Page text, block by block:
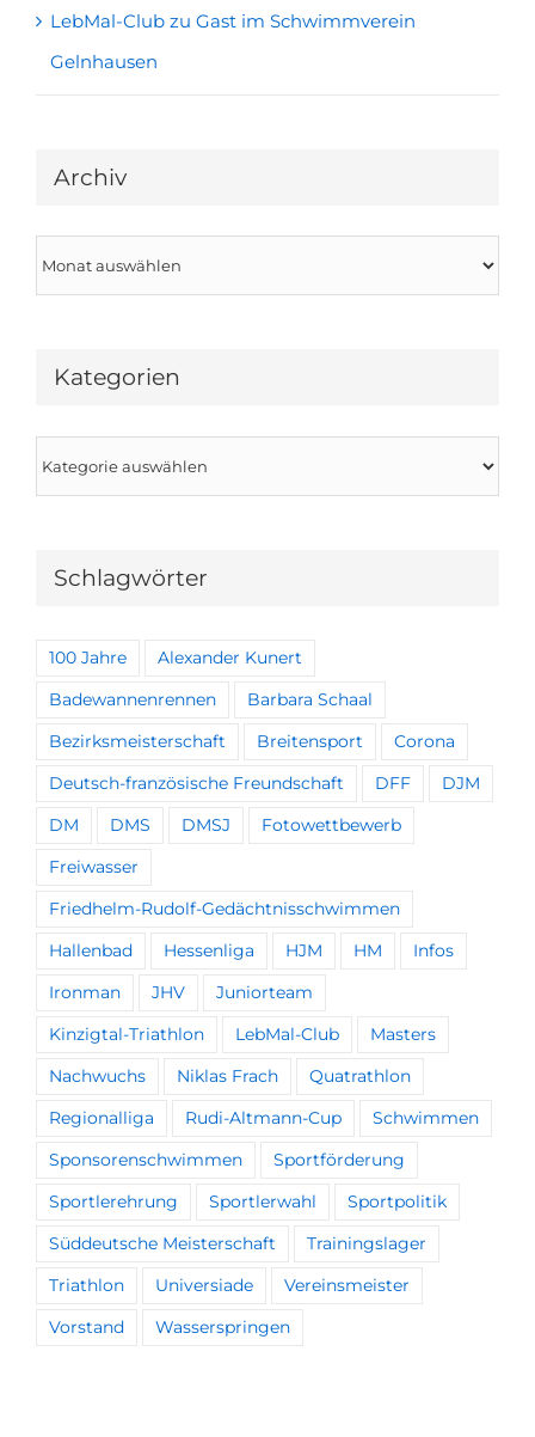
LebMal-Club zu Gast im Schwimmverein
Gelnhausen
Archiv
Kategorien
Kategorien
Schlagwörter
100 Jahre Alexander Kunert
Badewannenrennen Barbara Schaal
Bezirksmeisterschaft Breitensport Corona
Deutsch-französische Freundschaft DFF DJM
DM DMS DMSJ Fotowettbewerb
Freiwasser
Friedhelm-Rudolf-Gedächtnisschwimmen
Hallenbad Hessenliga HJM HM Infos
Ironman JHV Juniorteam
Kinzigtal-Triathlon LebMal-Club Masters
Nachwuchs Niklas Frach Quatrathlon
Regionalliga Rudi-Altmann-Cup Schwimmen
Sponsorenschwimmen Sportförderung
Sportlerehrung Sportlerwahl Sportpolitik
Süddeutsche Meisterschaft Trainingslager
Triathlon Universiade Vereinsmeister
Vorstand Wasserspringen